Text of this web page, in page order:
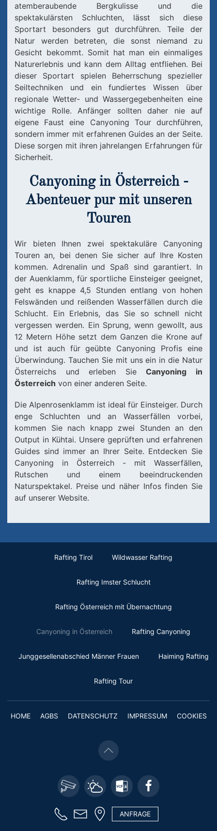
atemberaubende Bergkulisse und die
spektakulärsten Schluchten, lässt sich diese
Sportart besonders gut durchführen. Teile der
Natur werden betreten, die sonst niemand zu
Gesicht bekommt. Somit hat man ein einmaliges
Naturerlebnis und kann dem Alltag entfliehen. Bei
dieser Sportart spielen Beherrschung spezieller
Seiltechniken und ein fundiertes Wissen über
regionale Wetter- und Wassergegebenheiten eine
wichtige Rolle. Anfänger sollten daher nie auf
eigene Faust eine Canyoning Tour durchführen,
sondern immer mit erfahrenen Guides an der Seite.
Diese sorgen mit ihren jahrelangen Erfahrungen für
Sicherheit.
Canyoning in Österreich -
Abenteuer pur mit unseren
Touren
Wir bieten Ihnen zwei spektakuläre Canyoning
Touren an, bei denen Sie sicher auf Ihre Kosten
kommen. Adrenalin und Spaß sind garantiert. In
der Auenklamm, für sportliche Einsteiger geeignet,
geht es knappe 4,5 Stunden entlang von hohen
Felswänden und reißenden Wasserfällen durch die
Schlucht. Ein Erlebnis, das Sie so schnell nicht
vergessen werden. Ein Sprung, wenn gewollt, aus
12 Metern Höhe setzt dem Ganzen die Krone auf
und ist auch für geübte Canyoning Profis eine
Überwindung. Tauchen Sie mit uns ein in die Natur
Österreichs und erleben SieCanyoning in
Österreich von einer anderen Seite.
Die Alpenrosenklamm ist ideal für Einsteiger. Durch
enge Schluchten und an Wasserfällen vorbei,
kommen Sie nach knapp zwei Stunden an den
Output in Kühtai. Unsere geprüften und erfahrenen
Guides sind immer an Ihrer Seite. Entdecken Sie
Canyoning in Österreich - mit Wasserfällen,
Rutschen und einem beeindruckenden
Naturspektakel. Preise und näher Infos finden Sie
auf unserer Website.
Rafting Tirol Wildwasser Rafting
Rafting Imster Schlucht
Rafting Österreich mit Übernachtung
Canyoning in Österreich Rafting Canyoning
Junggesellenabschied Männer Frauen Haiming Rafting
Rafting Tour
HOME AGBS DATENSCHUTZ IMPRESSUM COOKIES
ANFRAGE